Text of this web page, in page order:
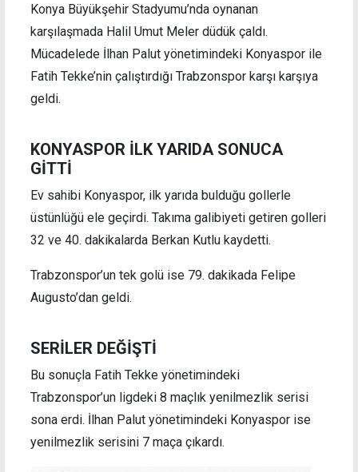
Konya Büyükşehir Stadyumu’nda oynanan
karşılaşmada Halil Umut Meler düdük çaldı.
Mücadelede İlhan Palut yönetimindeki Konyaspor ile
Fatih Tekke’nin çalıştırdığı Trabzonspor karşı karşıya
geldi.
KONYASPOR İLK YARIDA SONUCA
GİTTİ
Ev sahibi Konyaspor, ilk yarıda bulduğu gollerle
üstünlüğü ele geçirdi. Takıma galibiyeti getiren golleri
32 ve 40. dakikalarda Berkan Kutlu kaydetti.
Trabzonspor’un tek golü ise 79. dakikada Felipe
Augusto’dan geldi.
SERİLER DEĞİŞTİ
Bu sonuçla Fatih Tekke yönetimindeki
Trabzonspor’un ligdeki 8 maçlık yenilmezlik serisi
sona erdi. İlhan Palut yönetimindeki Konyaspor ise
yenilmezlik serisini 7 maça çıkardı.